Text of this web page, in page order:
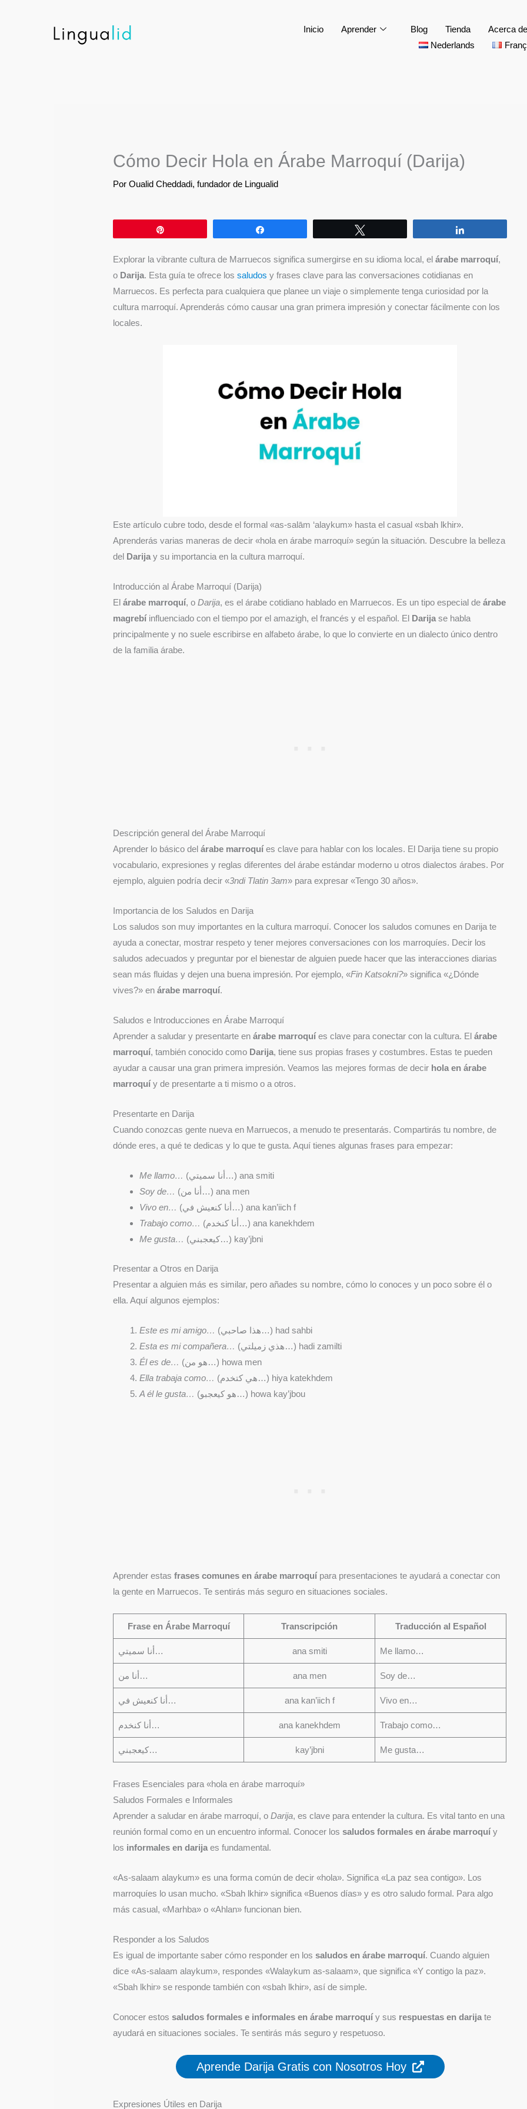
Inicio Aprender Blog Tienda Acerca de
Nederlands
Cómo Decir Hola en Árabe Marroquí (Darija)
PorOualid Cheddadi, fundador de Lingualid
Explorar la vibrante cultura de Marruecos significa sumergirse en su idioma local, elárabe marroquí,
o Darija. Esta guía te ofrece lossaludos y frases clave para las conversaciones cotidianas en
Marruecos. Es perfecta para cualquiera que planee un viaje o simplemente tenga curiosidad por la
cultura marroquí. Aprenderás cómo causar una gran primera impresión y conectar fácilmente con los
locales.
Este artículo cubre todo, desde el formal «as-salām ‘alaykum» hasta el casual «sbah lkhir».
Aprenderás varias maneras de decir «hola en árabe marroquí» según la situación. Descubre la belleza
del Darija y su importancia en la cultura marroquí.
Introducción al Árabe Marroquí (Darija)
Elárabe marroquí, oDarija, es el árabe cotidiano hablado en Marruecos. Es un tipo especial deárabe
magrebíinfluenciado con el tiempo por el amazigh, el francés y el español. El Darija se habla
principalmente y no suele escribirse en alfabeto árabe, lo que lo convierte en un dialecto único dentro
de la familia árabe.
Descripción general del Árabe Marroquí
Aprender lo básico delárabe marroquíes clave para hablar con los locales. El Darija tiene su propio
vocabulario, expresiones y reglas diferentes del árabe estándar moderno u otros dialectos árabes. Por
ejemplo, alguien podría decir «3ndi Tlatin 3am» para expresar «Tengo 30 años».
Importancia de los Saludos en Darija
Los saludos son muy importantes en la cultura marroquí. Conocer los saludos comunes en Darija te
ayuda a conectar, mostrar respeto y tener mejores conversaciones con los marroquíes. Decir los
saludos adecuados y preguntar por el bienestar de alguien puede hacer que las interacciones diarias
sean más fluidas y dejen una buena impresión. Por ejemplo, «Fin Katsokni?» significa «¿Dónde
vives?» enárabe marroquí.
Saludos e Introducciones en Árabe Marroquí
Aprender a saludar y presentarte enárabe marroquíes clave para conectar con la cultura. Elárabe
marroquí, también conocido como Darija, tiene sus propias frases y costumbres. Estas te pueden
ayudar a causar una gran primera impresión. Veamos las mejores formas de decir hola en árabe
marroquíy de presentarte a ti mismo o a otros.
Presentarte en Darija
Cuando conozcas gente nueva en Marruecos, a menudo te presentarás. Compartirás tu nombre, de
dónde eres, a qué te dedicas y lo que te gusta. Aquí tienes algunas frases para empezar:
Me llamo…
(أنا سميتي…) ana smiti
Soy de…
(أنا من…) ana men
Vivo en…
(أنا كنعيش في…) ana kan’iich f
Trabajo como…
(أنا كنخدم…) ana kanekhdem
Me gusta…
(كيعجبني…) kay’jbni
Presentar a Otros en Darija
Presentar a alguien más es similar, pero añades su nombre, cómo lo conoces y un poco sobre él o
ella. Aquí algunos ejemplos:
Este es mi amigo…
(هذا صاحبي…) had sahbi
Esta es mi compañera…
(هذي زميلتي…) hadi zamilti
Él es de…
(هو من…) howa men
Ella trabaja como…
(هي كتخدم…) hiya katekhdem
A él le gusta…
(هو كيعجبو…) howa kay’jbou
Aprender estasfrases comunes en árabe marroquípara presentaciones te ayudará a conectar con
la gente en Marruecos. Te sentirás más seguro en situaciones sociales.
Frase en Árabe Marroquí Transcripción Traducción al Español
أنا سميتي… ana smiti Me llamo…
أنا من… ana men Soy de…
أنا كنعيش في… ana kan’iich f Vivo en…
أنا كنخدم… ana kanekhdem Trabajo como…
كيعجبني… kay’jbni Me gusta…
Frases Esenciales para «hola en árabe marroquí»
Saludos Formales e Informales
Aprender a saludar en árabe marroquí, oDarija, es clave para entender la cultura. Es vital tanto en una
reunión formal como en un encuentro informal. Conocer lossaludos formales en árabe marroquíy
los informales en darija es fundamental.
«As-salaam alaykum» es una forma común de decir «hola». Significa «La paz sea contigo». Los
marroquíes lo usan mucho. «Sbah lkhir» significa «Buenos días» y es otro saludo formal. Para algo
más casual, «Marhba» o «Ahlan» funcionan bien.
Responder a los Saludos
Es igual de importante saber cómo responder en lossaludos en árabe marroquí. Cuando alguien
dice «As-salaam alaykum», respondes «Walaykum as-salaam», que significa «Y contigo la paz».
«Sbah lkhir» se responde también con «sbah lkhir», así de simple.
Conocer estossaludos formales e informales en árabe marroquíy sus respuestas en darija te
ayudará en situaciones sociales. Te sentirás más seguro y respetuoso.
Aprende Darija Gratis con Nosotros Hoy
Expresiones Útiles en Darija